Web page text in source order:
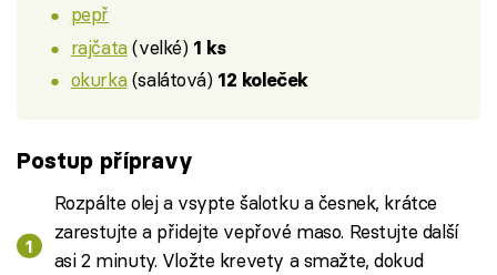
pepř
rajčata(velké) 1 ks
okurka(salátová) 12 koleček
Postup přípravy
Rozpálte olej a vsypte šalotku a česnek, krátce
zarestujte a přidejte vepřové maso. Restujte další
asi 2 minuty. Vložte krevety a smažte, dokud